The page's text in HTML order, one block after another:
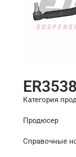
ER3538
Категория
Продюсер
Справочные